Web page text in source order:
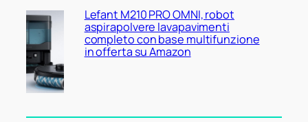
Lefant M210 PRO OMNI, robot
aspirapolvere lavapavimenti
completo con base multifunzione
in offerta su Amazon